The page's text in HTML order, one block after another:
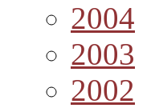
2004
2003
2002